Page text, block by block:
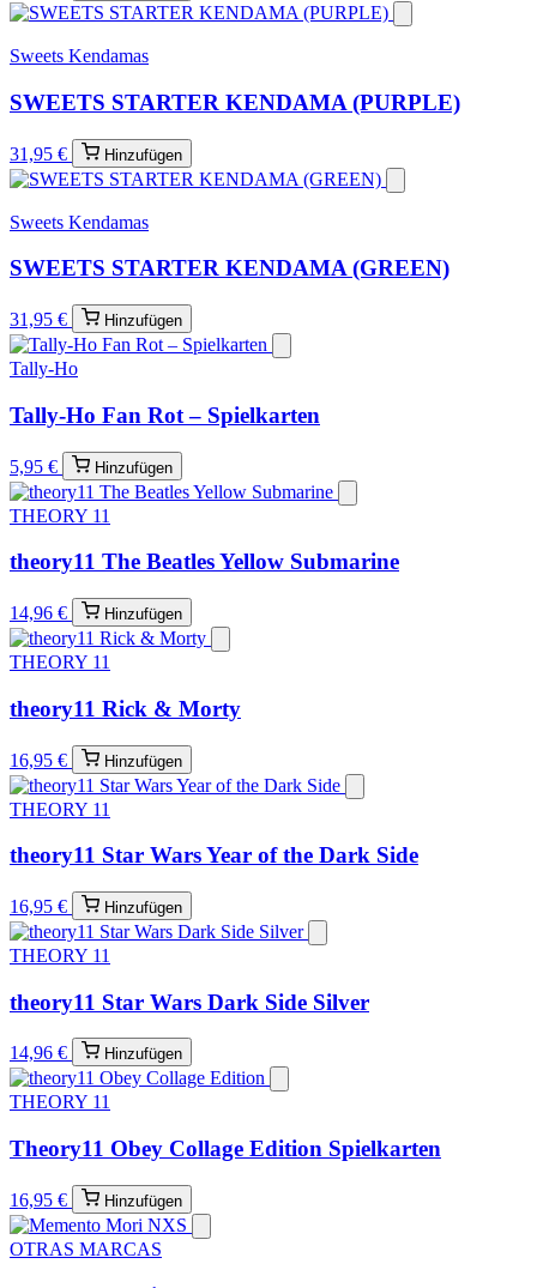
Sweets Kendamas
SWEETS STARTER KENDAMA (PURPLE)
31,95 € Hinzufügen
Sweets Kendamas
SWEETS STARTER KENDAMA (GREEN)
31,95 € Hinzufügen
Tally-Ho
Tally-Ho Fan Rot – Spielkarten
5,95 € Hinzufügen
THEORY 11
theory11 The Beatles Yellow Submarine
14,96 € Hinzufügen
THEORY 11
theory11 Rick & Morty
16,95 € Hinzufügen
THEORY 11
theory11 Star Wars Year of the Dark Side
16,95 € Hinzufügen
THEORY 11
theory11 Star Wars Dark Side Silver
14,96 € Hinzufügen
THEORY 11
Theory11 Obey Collage Edition Spielkarten
16,95 € Hinzufügen
OTRAS MARCAS